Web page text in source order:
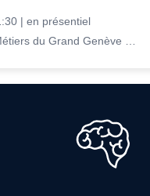
|en présentiel
Cité des Métiers du Grand Genève Rue Prévost-Martin 6 1205 Genève